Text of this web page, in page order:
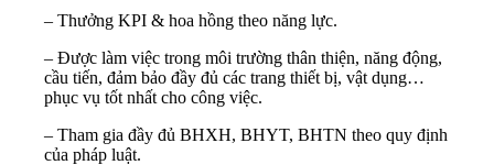
– Thưởng KPI & hoa hồng theo năng lực.
– Được làm việc trong môi trường thân thiện, năng động,
cầu tiến, đảm bảo đầy đủ các trang thiết bị, vật dụng…
phục vụ tốt nhất cho công việc.
– Tham gia đầy đủ BHXH, BHYT, BHTN theo quy định
của pháp luật.